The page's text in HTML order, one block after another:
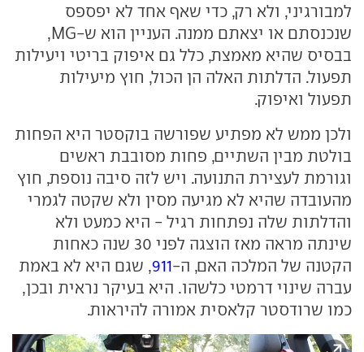
למבורגיני, ולא רק, כדי שאף אחד לא יפספס
שנכנסתם או יצאתם ממנה. העניין הוא ש-MG,
בבסיס שהיא מאמצת, כלל גם איפוק בריטי ויעילות
תפעול. הדלתות האלה הן הכול, חוץ מיעילות
תפעול ואיפוק.
ולכן ממש לא מפתיע שפורשה בוקסטר היא הפחות
בולטת מבין השתיים, פחות מסובבת ראשים
וגורמת לעצירת התנועה. ויש לזה סיבה נוספת, חוץ
מהעובדה שהיא לא מגיעה מסין ולא שקטה לגמרי
והדלתות שלה נפתחות רגיל - היא כמעט ולא
שינתה מראה מאז הוצגה לפני 30 שנה כאחות
הקטנה של המלכה האם, ה-911, שגם היא לא באמת
עברה שינוי דרמטי כלשהו. היא בעיקר נראית ובכן,
כמו שרודסטר קלאסית אמורה להיראות.